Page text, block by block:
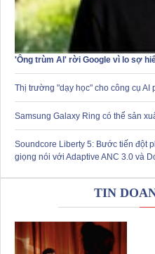
'Ông trùm AI' rời Google vì lo sợ
Thị trường "dạy học" cho công cụ AI
Samsung Galaxy Ring có thể sản
Soundcore Liberty 5: Bước tiến đột
giọng nói với Adaptive ANC 3.0 và
TIN